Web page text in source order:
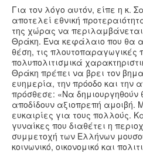
Για τον λόγο αυτόν, είπε η κ.
αποτελεί εθνική
της χώρας να περιλαμβάνεται
Θράκη. Ένα κεφάλαιο που θα
θέση, τις πλουτοπαραγωγικές
πολυπολιτισμικά
Θράκη πρέπει να βρει τον
ευημερία, την πρόοδο και την
πρόσθεσε: «Να δημιουργηθούν
αποδίδουν αξιοπρεπή αμοιβή.
ευκαιρίες για τους πολλούς.
γυναίκες που διαθέτει η
συμμετοχή των Ελλήνων
κοινωνικό, οικονομικό και